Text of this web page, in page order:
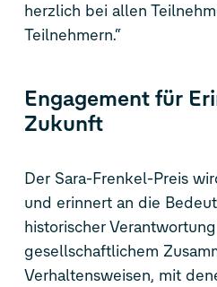
herzlich bei allen
Teilnehmern.“
Engagement für
Zukunft
Der Sara-Frenkel-Preis
und erinnert an die
historischer
gesellschaftlichem
Verhaltensweisen, mit